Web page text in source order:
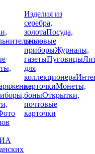
Изделия из
серебра,
золотаПосуда,
столовые
приборыЖурналы,
газетыПуговицы
для
коллекционера
карточкиМонеты,
боныОткрытки,
почтовые
карточки